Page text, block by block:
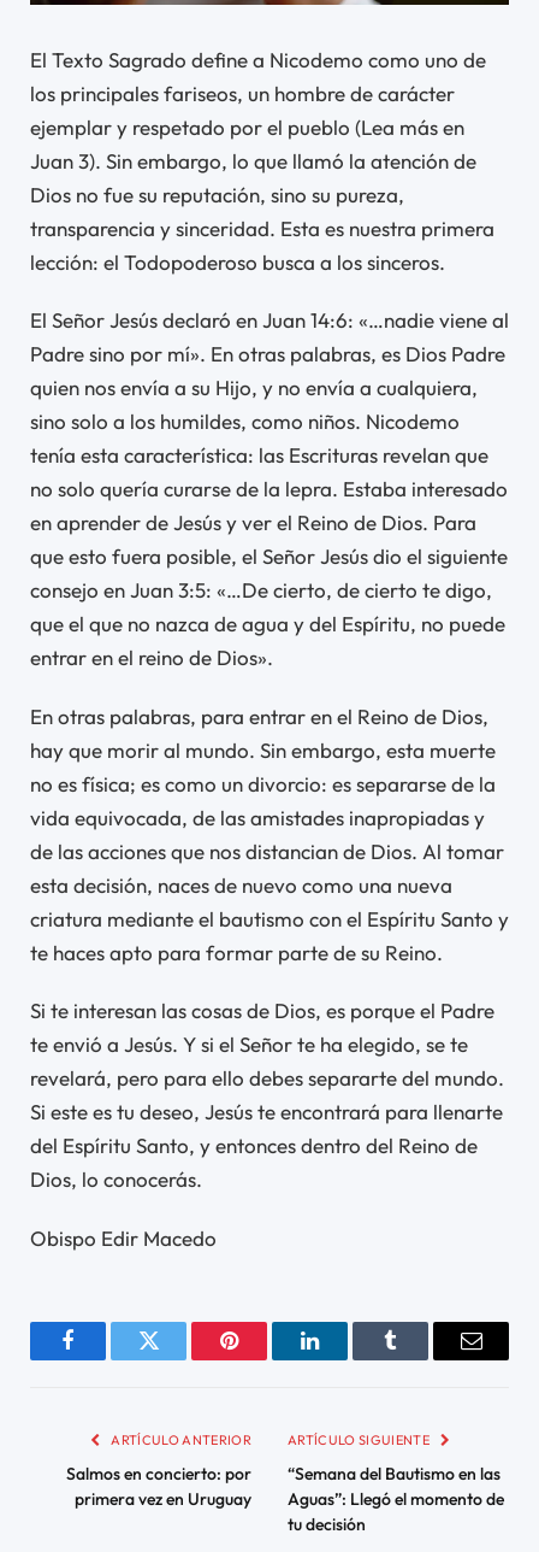
El Texto Sagrado define a Nicodemo como uno de
los principales fariseos, un hombre de carácter
ejemplar y respetado por el pueblo (Lea más en
Juan 3). Sin embargo, lo que llamó la atención de
Dios no fue su reputación, sino su pureza,
transparencia y sinceridad. Esta es nuestra primera
lección: el Todopoderoso busca a los sinceros.
El Señor Jesús declaró en Juan 14:6: «…nadie viene al
Padre sino por mí». En otras palabras, es Dios Padre
quien nos envía a su Hijo, y no envía a cualquiera,
sino solo a los humildes, como niños. Nicodemo
tenía esta característica: las Escrituras revelan que
no solo quería curarse de la lepra. Estaba interesado
en aprender de Jesús y ver el Reino de Dios. Para
que esto fuera posible, el Señor Jesús dio el siguiente
consejo en Juan 3:5: «…De cierto, de cierto te digo,
que el que no nazca de agua y del Espíritu, no puede
entrar en el reino de Dios».
En otras palabras, para entrar en el Reino de Dios,
hay que morir al mundo. Sin embargo, esta muerte
no es física; es como un divorcio: es separarse de la
vida equivocada, de las amistades inapropiadas y
de las acciones que nos distancian de Dios. Al tomar
esta decisión, naces de nuevo como una nueva
criatura mediante el bautismo con el Espíritu Santo y
te haces apto para formar parte de su Reino.
Si te interesan las cosas de Dios, es porque el Padre
te envió a Jesús. Y si el Señor te ha elegido, se te
revelará, pero para ello debes separarte del mundo.
Si este es tu deseo, Jesús te encontrará para llenarte
del Espíritu Santo, y entonces dentro del Reino de
Dios, lo conocerás.
Obispo Edir Macedo
FacebookTwitter Pinterest LinkedInTumblr Email
ARTÍCULO ANTERIOR
Salmos en concierto: por
primera vez en Uruguay
ARTÍCULO SIGUIENTE
“Semana del Bautismo en las
Aguas”: Llegó el momento de
tu decisión